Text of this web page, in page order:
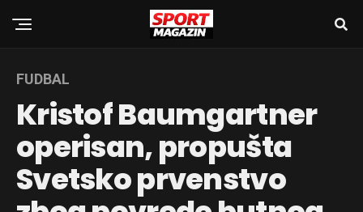
FUDBAL
Kristof Baumgartner
operisan, propušta
Svetsko prvenstvo